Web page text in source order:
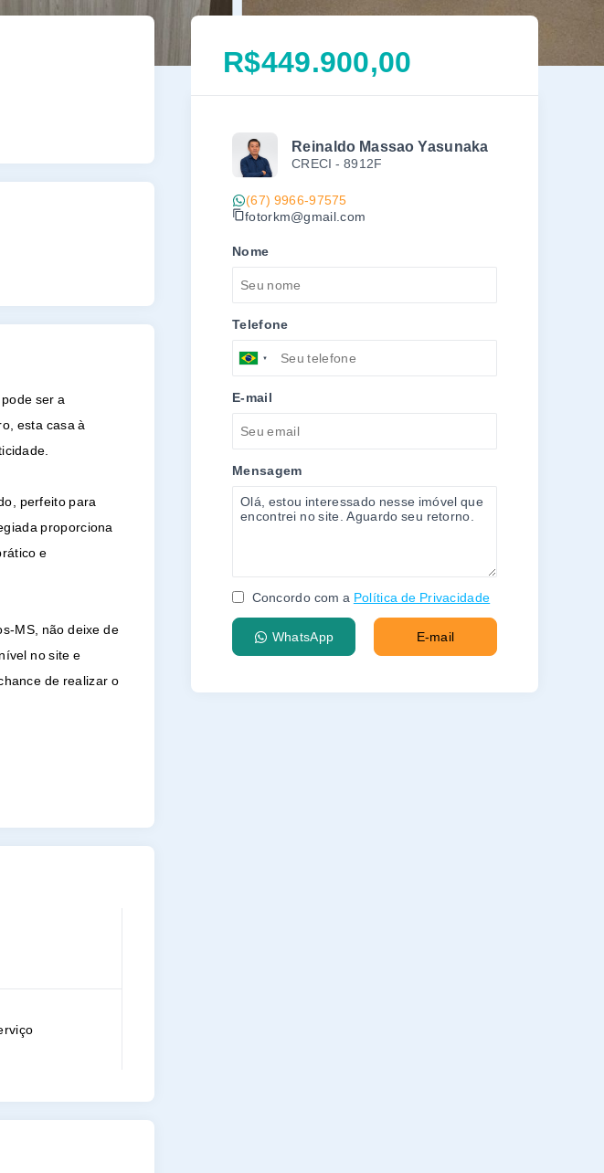
ser a
esta casa à
perfeito para
proporciona
e
MS, não deixe de
no site e
de realizar o
R$449.900,00
Reinaldo Massao Yasunaka
CRECI - 8912F
(67) 9966-97575
fotorkm@gmail.com
Nome
Telefone
E-mail
Mensagem
Concordo com a Política de Privacidade
WhatsApp E-mail